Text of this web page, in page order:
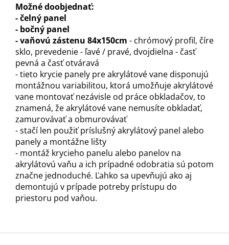
Možné doobjednať:
- čelný panel
- bočný panel
- vaňovú zástenu 84x150cm - chrómový profil, číre
sklo, prevedenie - ľavé / pravé, dvojdielna - časť
pevná a časť otváravá
- tieto krycie panely pre akrylátové vane disponujú
montážnou variabilitou, ktorá umožňuje akrylátové
vane montovať nezávisle od práce obkladačov, to
znamená, že akrylátové vane nemusíte obkladať,
zamurovávať a obmurovávať
- stačí len použiť príslušný akrylátový panel alebo
panely a montážne lišty
- montáž krycieho panelu alebo panelov na
akrylátovú vaňu a ich prípadné odobratia sú potom
značne jednoduché. Ľahko sa upevňujú ako aj
demontujú v prípade potreby prístupu do
priestoru pod vaňou.
Z